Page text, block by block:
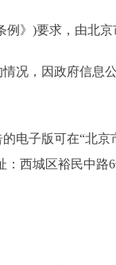
)要求，由北京
，因政府信息
子版可在“北京
西城区裕民中路